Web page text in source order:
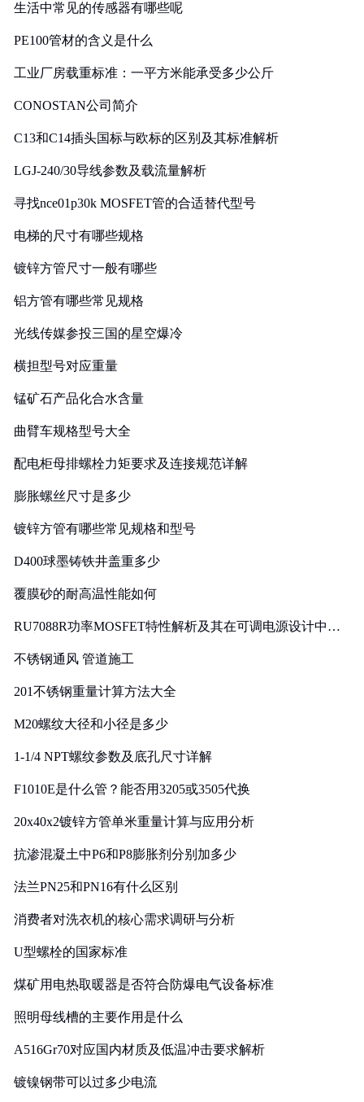
生活中常见的传感器有哪些呢
PE100管材的含义是什么
工业厂房载重标准：一平方米能承受多少公斤
CONOSTAN公司简介
C13和C14插头国标与欧标的区别及其标准解析
LGJ-240/30导线参数及载流量解析
寻找nce01p30k MOSFET管的合适替代型号
电梯的尺寸有哪些规格
镀锌方管尺寸一般有哪些
铝方管有哪些常见规格
光线传媒参投三国的星空爆冷
横担型号对应重量
锰矿石产品化合水含量
曲臂车规格型号大全
配电柜母排螺栓力矩要求及连接规范详解
膨胀螺丝尺寸是多少
镀锌方管有哪些常见规格和型号
D400球墨铸铁井盖重多少
覆膜砂的耐高温性能如何
RU7088R功率MOSFET特性解析及其在可调电源设计中的
不锈钢通风 管道施工
201不锈钢重量计算方法大全
M20螺纹大径和小径是多少
1-1/4 NPT螺纹参数及底孔尺寸详解
F1010E是什么管？能否用3205或3505代换
20x40x2镀锌方管单米重量计算与应用分析
抗渗混凝土中P6和P8膨胀剂分别加多少
法兰PN25和PN16有什么区别
消费者对洗衣机的核心需求调研与分析
U型螺栓的国家标准
煤矿用电热取暖器是否符合防爆电气设备标准
照明母线槽的主要作用是什么
A516Gr70对应国内材质及低温冲击要求解析
镀镍钢带可以过多少电流